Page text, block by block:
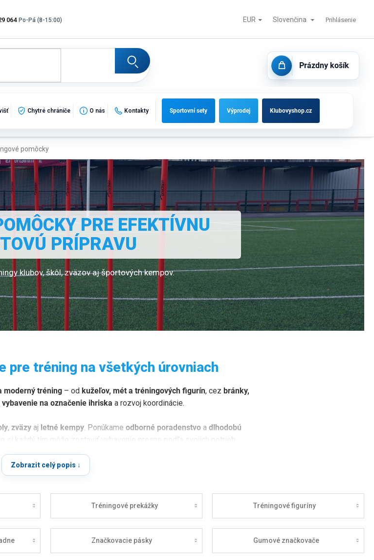
064
Výmena, vrátenie a reklamácia tovaru Futbalové bránky, striedačky a vybavenie ihrísk Kontakty
EUR Slovenčina Prihlásenie
NÁKUPNÝ
KOŠÍK
Prázdny košík
Chytré chrániče O nás Kontakty Sportovní sety Výprodej Klubovyshop.cz
pomôcky
a športové kempy
PRE EFEKTÍVNU
PRÍPRAVU
klubov, škôl, zväzov aj športových kempov.
pre tréning na všetkých úrovniach
moderný tréning– od kužeľov, mét a tréningových figurín, cez bránky,
vybavenie na označenie ihriska a rozvoj koordinácie.
, zväzy aj letné kempy. Ponúkame odborné poradenstvo a dlhodobú
si každý tím môže zostaviť vybavenie presne podľa svojich potrieb.
Zobrazit celý popis ↓
Tréningové prekážky Tréningové figuríny
Značkovacie pásky Gumové značkovače